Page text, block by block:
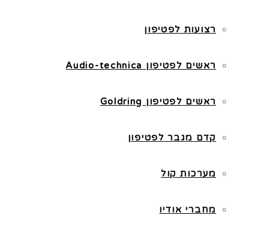
רצועות לפטיפון
ראשים לפטיפון Audio-technica
ראשים לפטיפון Goldring
קדם מגבר לפטיפון
מערכות קול
מחברי אודיו